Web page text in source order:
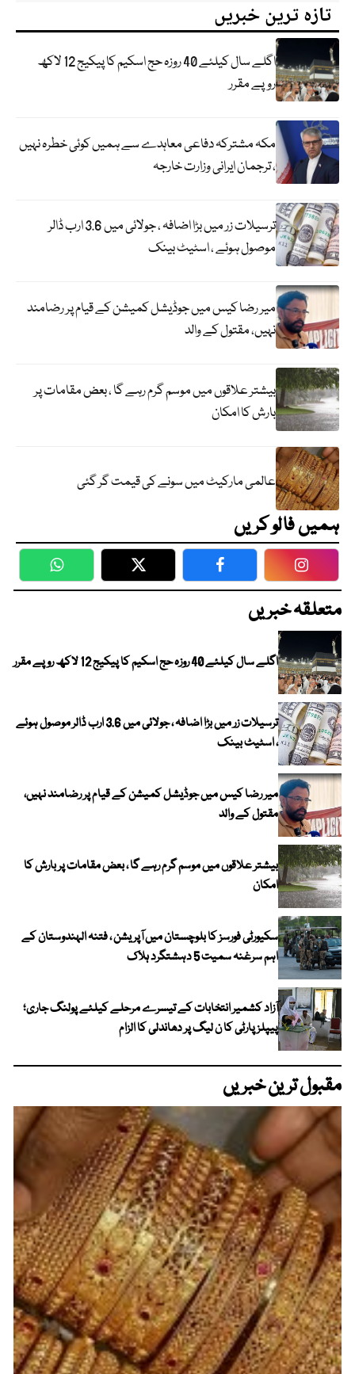
تازہ ترین خبریں
اگلے سال کیلئے 40 روزہ حج اسکیم کا پیکیج 12 لاکھ
روپے مقرر
مکہ مشترکہ دفاعی معاہدے سے ہمیں کوئی خطرہ نہیں
، ترجمان ایرانی وزارت خارجہ
ترسیلات زر میں بڑا اضافہ ، جولائی میں 3.6 ارب ڈالر
موصول ہوئے ، اسٹیٹ بینک
میر رضا کیس میں جوڈیشل کمیشن کے قیام پر رضامند
نہیں، مقتول کے والد
بیشتر علاقوں میں موسم گرم رہے گا ، بعض مقامات پر
بارش کا امکان
عالمی مارکیٹ میں سونے کی قیمت گر گئی
ہمیں فالو کریں
WhatsApp Twitter Facebook
متعلقہ خبریں
اگلے سال کیلئے 40 روزہ حج اسکیم کا پیکیج 12 لاکھ روپے مقرر
ترسیلات زر میں بڑا اضافہ ، جولائی میں 3.6 ارب ڈالر موصول ہوئے
، اسٹیٹ بینک
میر رضا کیس میں جوڈیشل کمیشن کے قیام پر رضامند نہیں،
مقتول کے والد
بیشتر علاقوں میں موسم گرم رہے گا ، بعض مقامات پر بارش کا
امکان
سکیورٹی فورسز کا بلوچستان میں آپریشن ، فتنہ الہندوستان کے
اہم سرغنہ سمیت 5 دہشتگرد ہلاک
آزاد کشمیر انتخابات کے تیسرے مرحلے کیلئے پولنگ جاری؛
پیپلز پارٹی کا ن لیگ پر دھاندلی کا الزام
مقبول ترین خبریں